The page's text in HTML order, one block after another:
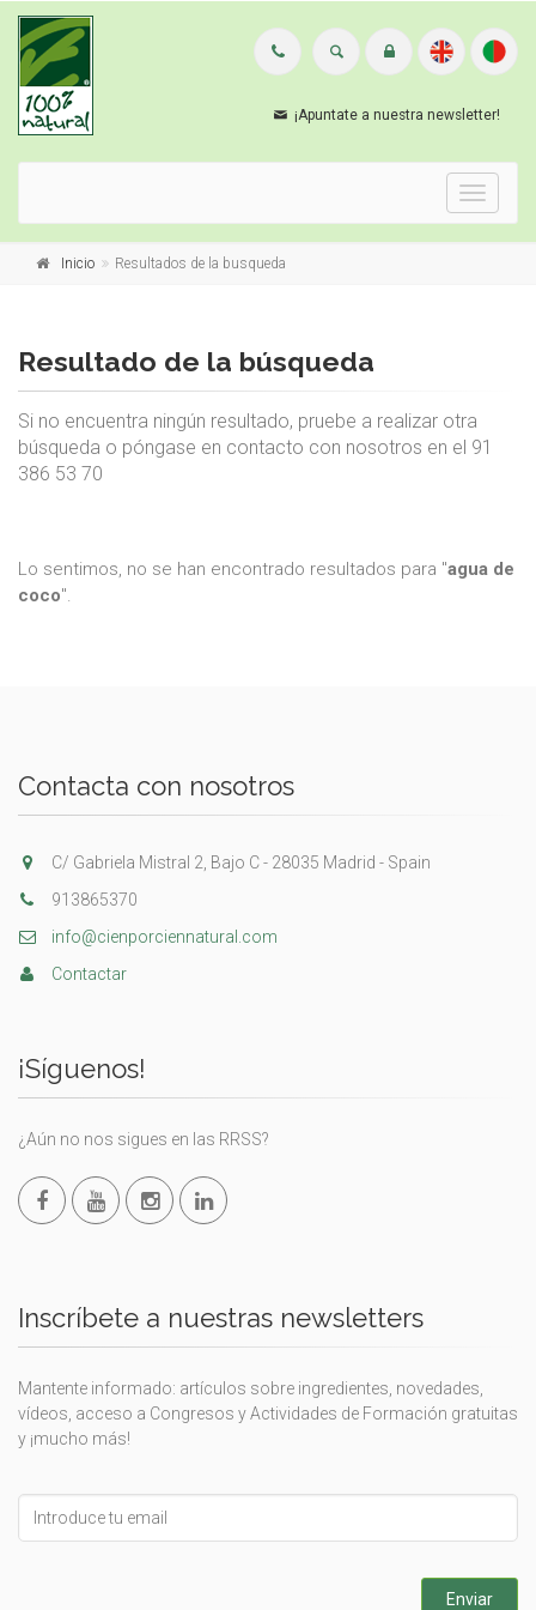
¡Apuntate a nuestra newsletter!
Menu
Inicio Resultados de la busqueda
Resultado de la búsqueda
Si no encuentra ningún resultado, pruebe a realizar otra
búsqueda o póngase en contacto con nosotros en el 91
386 53 70
Lo sentimos, no se han encontrado resultados para "agua de
coco".
Contacta con nosotros
C/ Gabriela Mistral 2, Bajo C - 28035 Madrid - Spain
913865370
info@cienporciennatural.com
Contactar
¡Síguenos!
¿Aún no nos sigues en las RRSS?
Inscríbete a nuestras newsletters
Mantente informado: artículos sobre ingredientes, novedades,
vídeos, acceso a Congresos y Actividades de Formación gratuitas
y ¡mucho más!
this
field
Enviar